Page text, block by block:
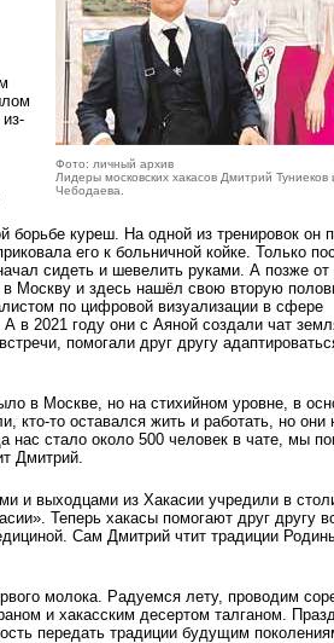
Фото: личный архив
Лидеры московских хакасов Дмитрий Туниеков
Чебодаева.
борьбе куреш. На одной из тренировок он
его к больничной койке. Только
сидеть и шевелить руками. А позже от
Москву и здесь нашёл свою вторую
по цифровой визуализации в сфере
в 2021 году они с Аяной создали чат
помогали друг другу
в Москве, но на стихийном уровне, в
кто-то оставался жить и работать, но они
стало около 500 человек в чате, мы
Дмитрий.
и выходцами из Хакасии учредили в
Теперь хакасы помогают друг другу
Сам Дмитрий чтит традиции
молока. Радуемся лету, проводим
и хакасским десертом талганом.
передать традиции будущим